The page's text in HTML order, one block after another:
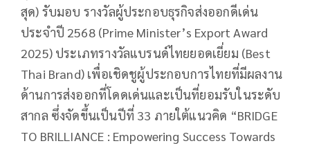
สุด) รับมอบ รางวัลผู้ประกอบธุรกิจส่งออกดีเด่น
ประจำปี 2568 (Prime Minister’s Export Award
2025) ประเภทรางวัลแบรนด์ไทยยอดเยี่ยม (Best
Thai Brand) เพื่อเชิดชูผู้ประกอบการไทยที่มีผลงาน
ด้านการส่งออกที่โดดเด่นและเป็นที่ยอมรับในระดับ
สากล ซึ่งจัดขึ้นเป็นปีที่ 33 ภายใต้แนวคิด “BRIDGE
TO BRILLIANCE : Empowering Success Towards